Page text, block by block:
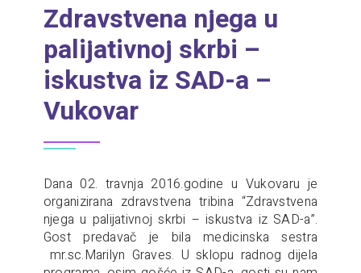
Zdravstvena njega u
palijativnoj skrbi –
iskustva iz SAD-a –
Vukovar
Dana 02. travnja 2016.godine u Vukovaru je
organizirana zdravstvena tribina “Zdravstvena
njega u palijativnoj skrbi – iskustva iz SAD-a”.
Gost predavač je bila medicinska sestra
mr.sc.Marilyn Graves. U sklopu radnog dijela